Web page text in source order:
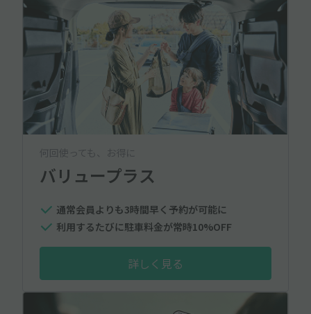
何回使っても、お得に
バリュープラス
通常会員よりも3時間早く予約が可能に
利用するたびに駐車料金が常時10%OFF
詳しく見る